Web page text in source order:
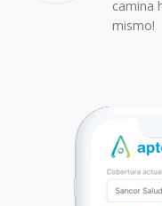
camina
mismo!